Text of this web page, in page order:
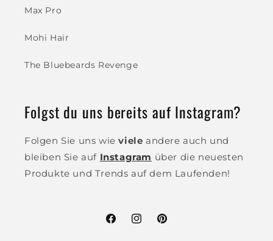
Max Pro
Mohi Hair
The Bluebeards Revenge
Folgst du uns bereits auf Instagram?
Folgen Sie uns wieviele andere auch und
bleiben Sie auf Instagram über die neuesten
Produkte und Trends auf dem Laufenden!
FacebookInstagramPinterest